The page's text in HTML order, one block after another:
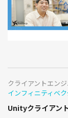
クライアントエン
インフィニティベ
Unityクライアン